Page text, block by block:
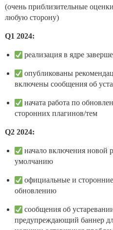
(очень приблизительные
любую сторону)
Q1 2024:
реализация в ядре
опубликованы
включены сообщения об
начата работа по
сторонних плагинов/тем
Q2 2024:
начало включения новой
умолчанию
официальные и
обновлению
сообщения об
предупреждающий баннер